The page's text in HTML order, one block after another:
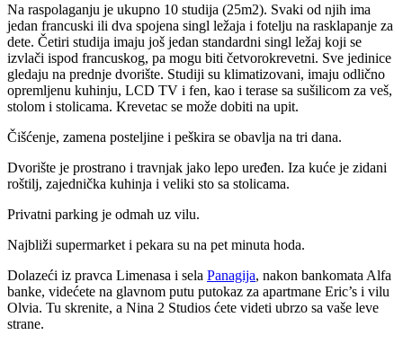
Na raspolaganju je ukupno 10 studija (25m2). Svaki od njih ima
jedan francuski ili dva spojena singl ležaja i fotelju na rasklapanje za
dete. Četiri studija imaju još jedan standardni singl ležaj koji se
izvlači ispod francuskog, pa mogu biti četvorokrevetni. Sve jedinice
gledaju na prednje dvorište. Studiji su klimatizovani, imaju odlično
opremljenu kuhinju, LCD TV i fen, kao i terase sa sušilicom za veš,
stolom i stolicama. Krevetac se može dobiti na upit.
Čišćenje, zamena posteljine i peškira se obavlja na tri dana.
Dvorište je prostrano i travnjak jako lepo uređen. Iza kuće je zidani
roštilj, zajednička kuhinja i veliki sto sa stolicama.
Privatni parking je odmah uz vilu.
Najbliži supermarket i pekara su na pet minuta hoda.
Dolazeći iz pravca Limenasa i sela Panagija, nakon bankomata Alfa
banke, videćete na glavnom putu putokaz za apartmane Eric’s i vilu
Olvia. Tu skrenite, a Nina 2 Studios ćete videti ubrzo sa vaše leve
strane.